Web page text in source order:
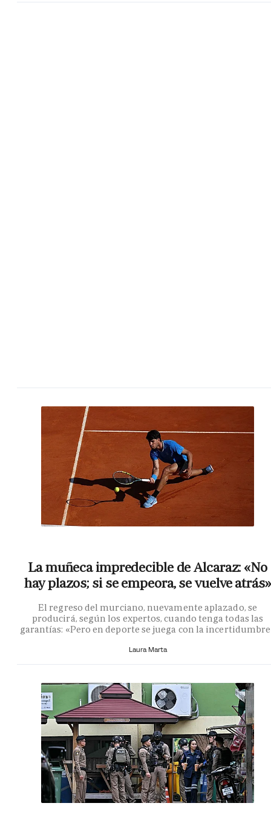
La muñeca impredecible de Alcaraz: «No
hay plazos; si se empeora, se vuelve atrás»
El regreso del murciano, nuevamente aplazado, se
producirá, según los expertos, cuando tenga todas las
garantías: «Pero en deporte se juega con la
Laura Marta